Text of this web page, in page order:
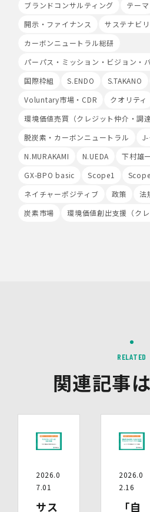
の収集を行うことがあります。ま
め、第三者の運営するツールから
クリックされている広告の情報(ク
イト等)を取得し、ご提供いただい
Cookieの使用は任意ですが、受
は、当社サービス等のご利用がで
三者配信事業者が提供するサービ
ます。
8.Google Analyticsの利用
「Google社」といいます。）の
Analyticsを利用することがあり
るCookieをもとにして、Google
イト訪問履歴を収集、記録、分析
Google社からその分析結果を受け
第三者配信事業者は、Cookie等の
当社のウェブサイトへの訪問・行
告を配信します。また、当社が保
あります。第三者配信事業者が、
以外の目的で利用することはありま
当社の保有個人データについて、
内容の訂正・追加又は削除・利用
の提供の停止及び第三者提供記録
ブランドコンサルティング テーマ
開示・ファイナンス
サステナビ
カーボンニュートラル総研
パーパス・ミッション・ビジョン・
国際枠組
S.ENDO S.TAKANO
Voluntary市場・CDR
クオリティ
環境価値売買（クレジット仲介・調達
脱炭素・カーボンニュートラル
N.MURAKAMI
N.UEDA 下村雄
GX-BPO basic
Scope1
ネイチャーポジティブ
政策 法
炭素市場
環境価値創出支援（クレ
RELATED
関連記事
2026.0
7.01
サス
2026.0
2.16
「自